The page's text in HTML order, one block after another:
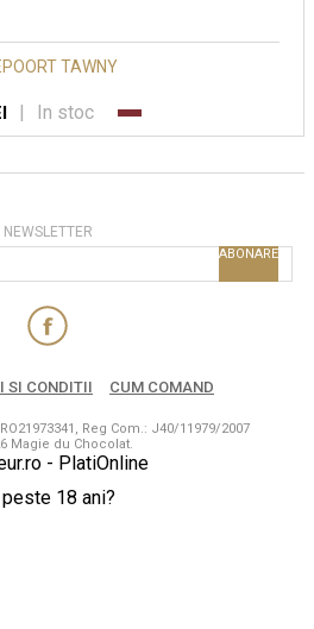
TAWNY
In stoc
NEWSLETTER
ABONARE
SI CONDITII CUM COMAND
Reg Com.: J40/11979/2007
Magie du Chocolat.
18 ani?